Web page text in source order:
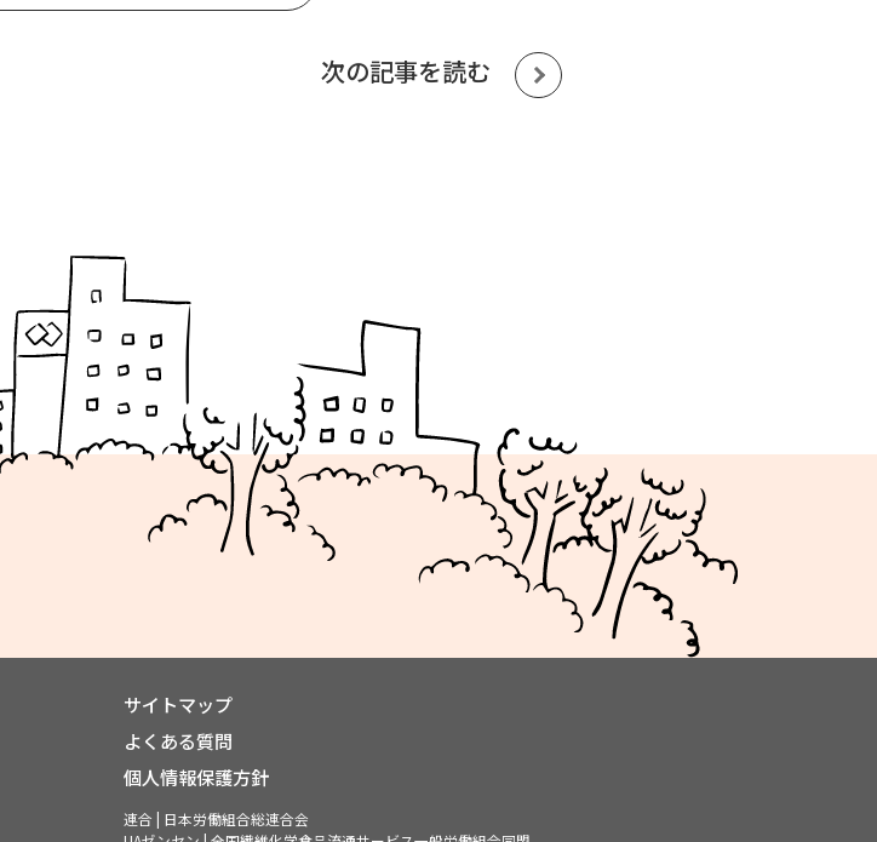
次の記事を読む
サイトマップ
よくある質問
個人情報保護方針
連合 | 日本労働組合総連合会